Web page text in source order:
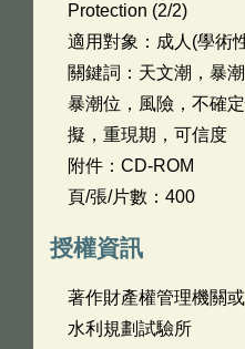
Protection (2/2)
適用對象：成人(學術
關鍵詞：天文潮，暴
暴潮位，風險，不確
擬，重現期，可信度
附件：CD-ROM
頁/張/片數：400
授權資訊
著作財產權管理機關
水利規劃試驗所